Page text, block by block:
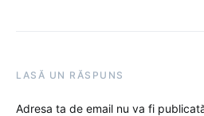
LASĂ UN RĂSPUNS
Adresa ta de email nu va fi